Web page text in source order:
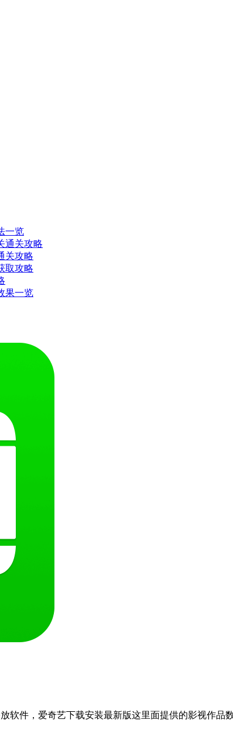
一览
通关攻略
关攻略
取攻略
果一览
软件，爱奇艺下载安装最新版这里面提供的影视作品